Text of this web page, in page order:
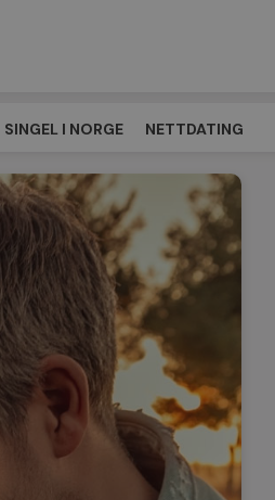
SINGEL I NORGE NETTDATING